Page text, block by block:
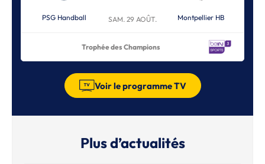
PSG Handball SAM. 29 AOÛT. Montpellier HB
Trophée des Champions
Voir le programme TV
Plus d’actualités